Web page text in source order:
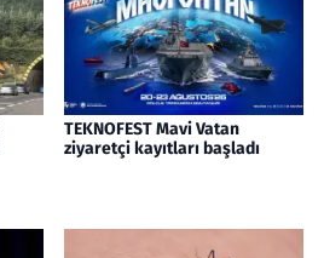
TEKNOFEST Mavi Vatan
ziyaretçi kayıtları başladı